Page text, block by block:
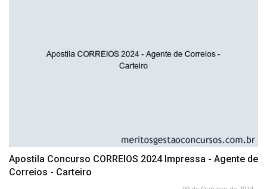
Apostila Concurso CORREIOS 2024 Impressa - Agente de
Correios - Carteiro